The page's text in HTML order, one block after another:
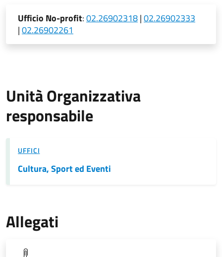
Ufficio No-profit:02.26902318|02.26902333
|02.26902261
Unità Organizzativa
responsabile
UFFICI
Cultura, Sport ed Eventi
Allegati